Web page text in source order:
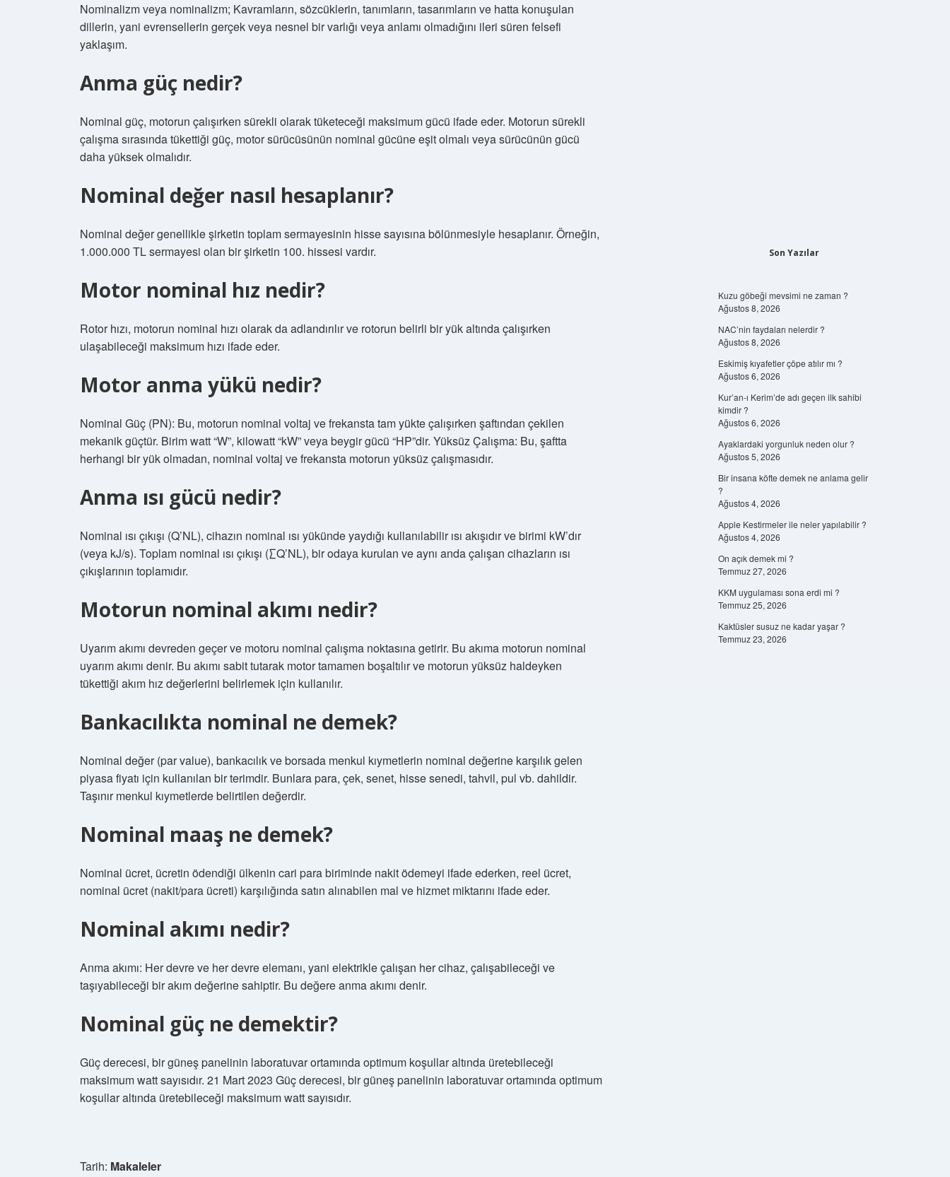
Nominalizm veya nominalizm; Kavramların, sözcüklerin, tanımların, tasarımların ve hatta konuşulan
dillerin, yani evrensellerin gerçek veya nesnel bir varlığı veya anlamı olmadığını ileri süren felsefi
yaklaşım.
Anma güç nedir?
Nominal güç, motorun çalışırken sürekli olarak tüketeceği maksimum gücü ifade eder. Motorun sürekli
çalışma sırasında tükettiği güç, motor sürücüsünün nominal gücüne eşit olmalı veya sürücünün gücü
daha yüksek olmalıdır.
Nominal değer nasıl hesaplanır?
Nominal değer genellikle şirketin toplam sermayesinin hisse sayısına bölünmesiyle hesaplanır. Örneğin,
1.000.000 TL sermayesi olan bir şirketin 100. hissesi vardır.
Motor nominal hız nedir?
Rotor hızı, motorun nominal hızı olarak da adlandırılır ve rotorun belirli bir yük altında çalışırken
ulaşabileceği maksimum hızı ifade eder.
Motor anma yükü nedir?
Nominal Güç (PN): Bu, motorun nominal voltaj ve frekansta tam yükte çalışırken şaftından çekilen
mekanik güçtür. Birim watt “W”, kilowatt “kW” veya beygir gücü “HP”dir. Yüksüz Çalışma: Bu, şaftta
herhangi bir yük olmadan, nominal voltaj ve frekansta motorun yüksüz çalışmasıdır.
Anma ısı gücü nedir?
Nominal ısı çıkışı (Q’NL), cihazın nominal ısı yükünde yaydığı kullanılabilir ısı akışıdır ve birimi kW’dır
(veya kJ/s). Toplam nominal ısı çıkışı (∑Q’NL), bir odaya kurulan ve aynı anda çalışan cihazların ısı
çıkışlarının toplamıdır.
Motorun nominal akımı nedir?
Uyarım akımı devreden geçer ve motoru nominal çalışma noktasına getirir. Bu akıma motorun nominal
uyarım akımı denir. Bu akımı sabit tutarak motor tamamen boşaltılır ve motorun yüksüz haldeyken
tükettiği akım hız değerlerini belirlemek için kullanılır.
Bankacılıkta nominal ne demek?
Nominal değer (par value), bankacılık ve borsada menkul kıymetlerin nominal değerine karşılık gelen
piyasa fiyatı için kullanılan bir terimdir. Bunlara para, çek, senet, hisse senedi, tahvil, pul vb. dahildir.
Taşınır menkul kıymetlerde belirtilen değerdir.
Nominal maaş ne demek?
Nominal ücret, ücretin ödendiği ülkenin cari para biriminde nakit ödemeyi ifade ederken, reel ücret,
nominal ücret (nakit/para ücreti) karşılığında satın alınabilen mal ve hizmet miktarını ifade eder.
Nominal akımı nedir?
Anma akımı: Her devre ve her devre elemanı, yani elektrikle çalışan her cihaz, çalışabileceği ve
taşıyabileceği bir akım değerine sahiptir. Bu değere anma akımı denir.
Nominal güç ne demektir?
Güç derecesi, bir güneş panelinin laboratuvar ortamında optimum koşullar altında üretebileceği
maksimum watt sayısıdır. 21 Mart 2023 Güç derecesi, bir güneş panelinin laboratuvar ortamında optimum
koşullar altında üretebileceği maksimum watt sayısıdır.
Tarih: Makaleler
Son Yazılar
Kuzu göbeği mevsimi ne zaman ?
Ağustos 8, 2026
NAC’nin faydaları nelerdir ?
Ağustos 8, 2026
Eskimiş kıyafetler çöpe atılır mı ?
Ağustos 6, 2026
Kur’an-ı Kerim’de adı geçen ilk sahibi
kimdir ?
Ağustos 6, 2026
Ayaklardaki yorgunluk neden olur ?
Ağustos 5, 2026
Bir insana köfte demek ne anlama gelir
?
Ağustos 4, 2026
Apple Kestirmeler ile neler yapılabilir ?
Ağustos 4, 2026
On açık demek mi ?
Temmuz 27, 2026
KKM uygulaması sona erdi mi ?
Temmuz 25, 2026
Kaktüsler susuz ne kadar yaşar ?
Temmuz 23, 2026